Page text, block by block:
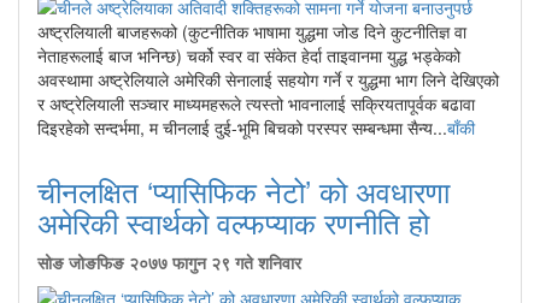
अष्ट्रलियाली बाजहरूको (कुटनीतिक भाषामा युद्धमा जोड दिने कुटनीतिज्ञ वा
नेताहरूलाई बाज भनिन्छ) चर्को स्वर वा संकेत हेर्दा ताइवानमा युद्ध भड्केको
अवस्थामा अष्ट्रेलियाले अमेरिकी सेनालाई सहयोग गर्ने र युद्धमा भाग लिने देखिएको
र अष्ट्रेलियाली सञ्चार माध्यमहरूले त्यस्तो भावनालाई सक्रियतापूर्वक बढावा
दिइरहेको सन्दर्भमा, म चीनलाई दुई-भूमि बिचको परस्पर सम्बन्धमा सैन्य...बाँकी
चीनलक्षित ‘प्यासिफिक नेटो’ को अवधारणा
अमेरिकी स्वार्थको वल्फप्याक रणनीति हो
सोङ जोङफिङ २०७७ फागुन २९ गते शनिवार